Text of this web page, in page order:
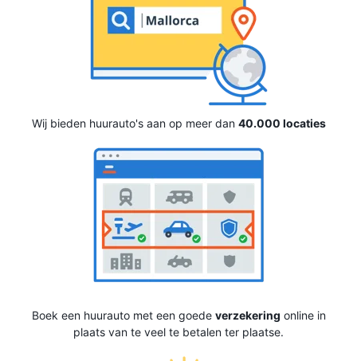
Wij bieden huurauto's aan op meer dan 40.000 locaties
Boek een huurauto met een goede verzekering online in
plaats van te veel te betalen ter plaatse.